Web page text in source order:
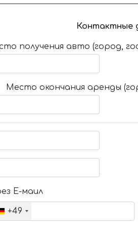
Контактные
получения авто (город,
Место окончания аренды
Е-маил
+49